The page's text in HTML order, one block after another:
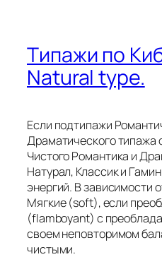
Типажи по
Natural type.
Если подтипажи
Драматического типажа
Чистого Романтика и
Натурал, Классик и
энергий. В зависимости
Мягкие (soft), если
(flamboyant) с
своем неповторимом
чистыми.